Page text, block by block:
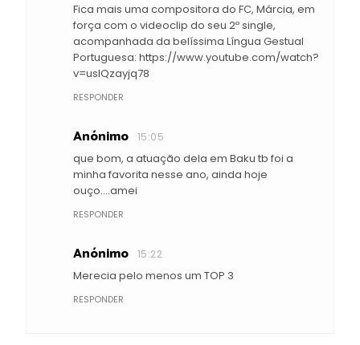
Fica mais uma compositora do FC, Márcia, em
força com o videoclip do seu 2º single,
acompanhada da belíssima Língua Gestual
Portuguesa: https://www.youtube.com/watch?
v=uslQzayjq78
RESPONDER
Anónimo 15:05
que bom, a atuação dela em Baku tb foi a
minha favorita nesse ano, ainda hoje
ouço....amei
RESPONDER
Anónimo 15:22
Merecia pelo menos um TOP 3
RESPONDER